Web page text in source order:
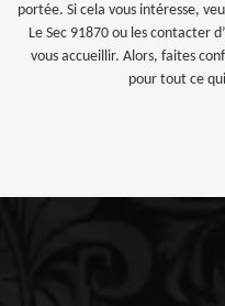
portée. Si cela vous intéresse,
Le Sec 91870 ou les contacter
vous accueillir. Alors, faites
pour tout ce